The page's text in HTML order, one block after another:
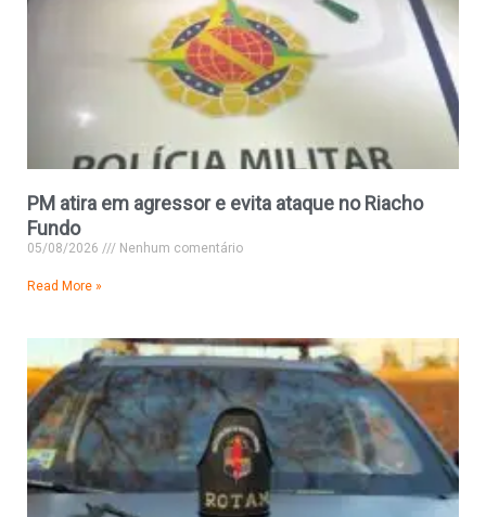
PM atira em agressor e evita ataque no Riacho
Fundo
05/08/2026 Nenhum comentário
Read More »